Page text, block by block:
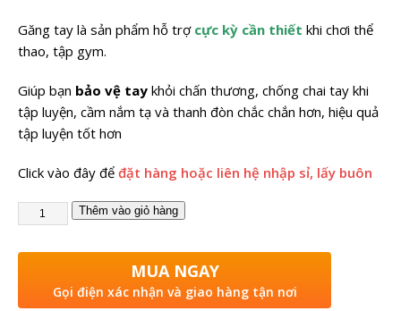
Găng tay là sản phẩm hỗ trợ cực kỳ cần thiết khi chơi thể
thao, tập gym.
Giúp bạn bảo vệ tay khỏi chấn thương, chống chai tay khi
tập luyện, cầm nắm tạ và thanh đòn chắc chắn hơn, hiệu quả
tập luyện tốt hơn
Click vào đây để đặt hàng hoặc liên hệ nhập sỉ, lấy buôn
Thêm vào giỏ hàng
MUA NGAY
Gọi điện xác nhận và giao hàng tận nơi